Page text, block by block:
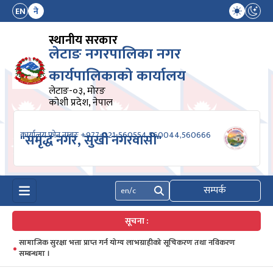
EN ने
स्थानीय सरकार
लेटाङ नगरपालिका नगर
कार्यपालिकाको कार्यालय
लेटाङ-०३, मोरङ
कोशी प्रदेश, नेपाल
कार्यालय फोन नम्बरः +977-021-560554,560044,560666
"समृद्ध नगर, सुखी नगरवासी"
खोज्नुहोस् सम्पर्क
सूचना :
सामाजिक सुरक्षा भत्ता प्राप्त गर्न योग्य लाभग्राहीको सूचिकरण तथा नविकरण
सम्बन्धमा ।